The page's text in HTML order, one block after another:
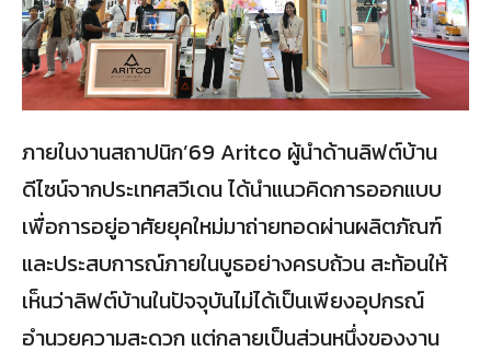
ภายในงานสถาปนิก’69 Aritco ผู้นำด้านลิฟต์บ้าน
ดีไซน์จากประเทศสวีเดน ได้นำแนวคิดการออกแบบ
เพื่อการอยู่อาศัยยุคใหม่มาถ่ายทอดผ่านผลิตภัณฑ์
และประสบการณ์ภายในบูธอย่างครบถ้วน สะท้อนให้
เห็นว่าลิฟต์บ้านในปัจจุบันไม่ได้เป็นเพียงอุปกรณ์
อำนวยความสะดวก แต่กลายเป็นส่วนหนึ่งของงาน